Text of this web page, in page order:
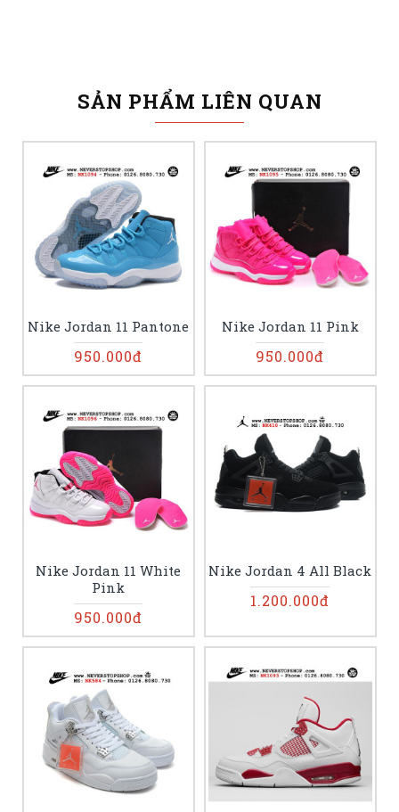
SẢN PHẨM LIÊN QUAN
Nike Jordan 11 Pantone
950.000đ
Nike Jordan 11 Pink
950.000đ
Nike Jordan 11 White
Pink
950.000đ
Nike Jordan 4 All Black
1.200.000đ